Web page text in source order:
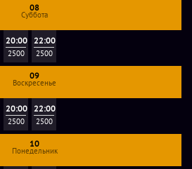
08
Суббота
20:00
2500
22:00
2500
09
Воскресенье
20:00
2500
22:00
2500
10
Понедельник